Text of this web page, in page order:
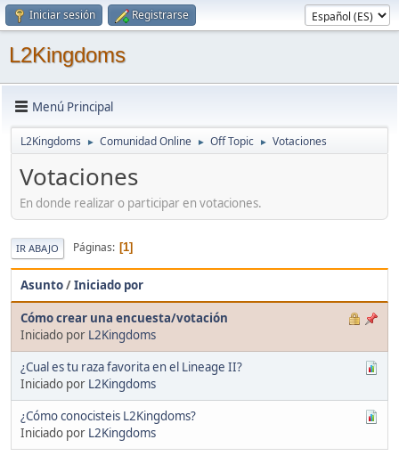
Iniciar sesión Registrarse
L2Kingdoms
Menú Principal
L2Kingdoms ► Comunidad Online ► Off Topic ► Votaciones
Votaciones
En donde realizar o participar en votaciones.
IR ABAJO Páginas 1
Asunto/Iniciado por
Cómo crear una encuesta/votación
Iniciado por L2Kingdoms
¿Cual es tu raza favorita en el Lineage II?
Iniciado por L2Kingdoms
¿Cómo conocisteis L2Kingdoms?
Iniciado por L2Kingdoms